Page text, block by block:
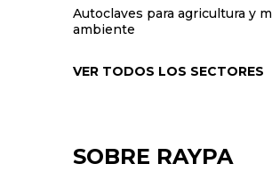
Autoclaves para agricultura y
ambiente
VER TODOS LOS SECTORES
SOBRE RAYPA